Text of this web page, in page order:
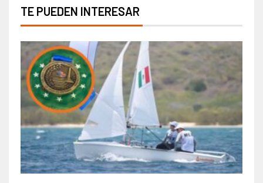
TE PUEDEN INTERESAR